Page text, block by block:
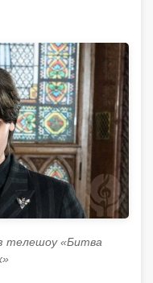
телешоу «Битва